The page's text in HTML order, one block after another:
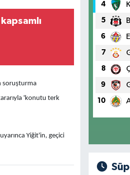
soruşturma
'konutu terk
Yiğit'in, geçici
4
5
6
7
8
9
10